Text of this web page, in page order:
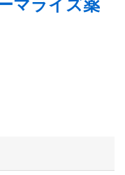
マライズ薬